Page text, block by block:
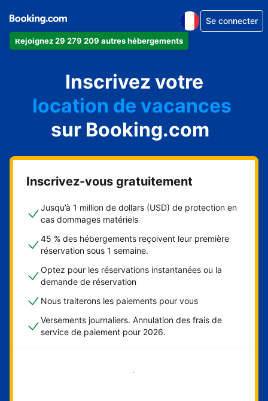
Rejoignez 29 279 209 autres hébergements
Se connecter
Inscrivez votre
appartement
hôtel
location de vacances
auberge de jeunesse
chambre d'hôtes
sur Booking.com
Inscrivez-vous gratuitement
Jusqu’à 1 million de dollars (USD) de protection en
cas dommages matériels
45 % des hébergements reçoivent leur première
réservation sous 1 semaine.
Optez pour les réservations instantanées ou la
demande de réservation
Nous traiterons les paiements pour vous
Versements journaliers. Annulation des frais de
service de paiement pour 2026.
Démarrer maintenant